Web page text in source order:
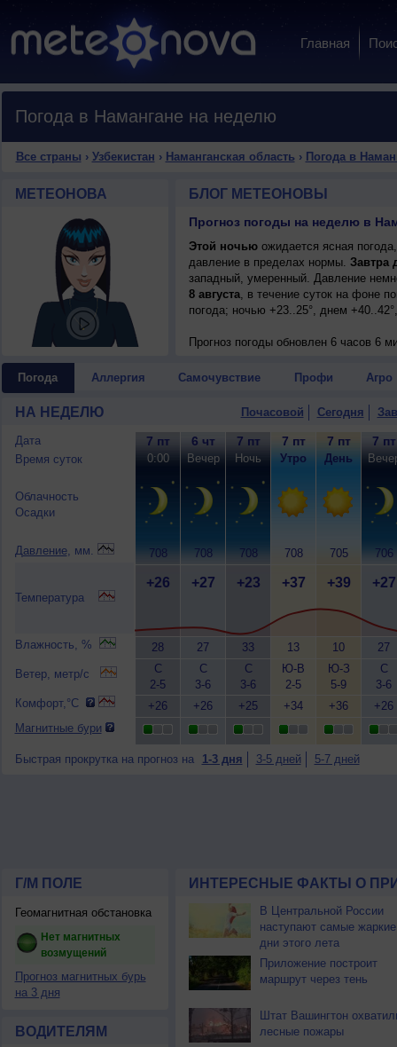
Главная
Погода в Намангане на неделю
Все страны › Узбекистан › Наманганская область › Погода в
МЕТЕОНОВА БЛОГ МЕТЕОНОВЫ
Этой ночьюожидается ясная
давление в пределах нормы. Завтра
западный, умеренный. Давление
8 августа, в течение суток на фоне
погода; ночью +23..25°, днем
Прогноз погоды обновлен 6 часов 6
Погода Аллергия Самочувствие Профи Агро
НА НЕДЕЛЮ Почасовой Сегодня
Дата
Время суток
Облачность
Осадки
Давление, мм.
Температура
Влажность, %
Ветер, метр/с
Комфорт,°C
Магнитные бури
7 пт
0:00
708
+26
28
С
2-5
+26
6 чт
Вечер
708
+27
27
С
3-6
+26
7 пт
Ночь
708
+23
33
С
3-6
+25
7 пт
Утро
708
+37
13
Ю-В
2-5
+34
7 пт
День
705
+39
10
Ю-З
5-9
+36
7 пт
706
+27
27
С
3-6
+26
Быстрая прокрутка на прогноз на 1-3 дня 3-5 дней 5-7 дней
Г/М ПОЛЕ
Геомагнитная обстановка
Нет магнитных
возмущений
Прогноз магнитных бурь
на 3 дня
ВОДИТЕЛЯМ
ИНТЕРЕСНЫЕ ФАКТЫ О
В Центральной России
наступают самые жаркие
дни этого лета
Приложение построит
маршрут через тень
Штат Вашингтон
лесные пожары